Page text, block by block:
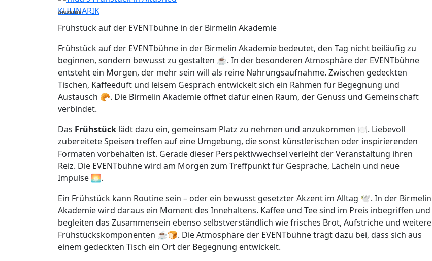
KULINARIK
ANZEIGE
Frühstück auf der EVENTbühne in der Birmelin Akademie
Frühstück auf der EVENTbühne in der Birmelin Akademie bedeutet, den Tag nicht beiläufig zu
beginnen, sondern bewusst zu gestalten ☕. In der besonderen Atmosphäre der EVENTbühne
entsteht ein Morgen, der mehr sein will als reine Nahrungsaufnahme. Zwischen gedeckten
Tischen, Kaffeeduft und leisem Gespräch entwickelt sich ein Rahmen für Begegnung und
Austausch 🥐. Die Birmelin Akademie öffnet dafür einen Raum, der Genuss und Gemeinschaft
verbindet.
Das Frühstück lädt dazu ein, gemeinsam Platz zu nehmen und anzukommen 🍽️. Liebevoll
zubereitete Speisen treffen auf eine Umgebung, die sonst künstlerischen oder inspirierenden
Formaten vorbehalten ist. Gerade dieser Perspektivwechsel verleiht der Veranstaltung ihren
Reiz. Die EVENTbühne wird am Morgen zum Treffpunkt für Gespräche, Lächeln und neue
Impulse 🌅.
Ein Frühstück kann Routine sein – oder ein bewusst gesetzter Akzent im Alltag 🕊️. In der Birmelin
Akademie wird daraus ein Moment des Innehaltens. Kaffee und Tee sind im Preis inbegriffen und
begleiten das Zusammensein ebenso selbstverständlich wie frisches Brot, Aufstriche und weitere
Frühstückskomponenten ☕🍞. Die Atmosphäre der EVENTbühne trägt dazu bei, dass sich aus
einem gedeckten Tisch ein Ort der Begegnung entwickelt.